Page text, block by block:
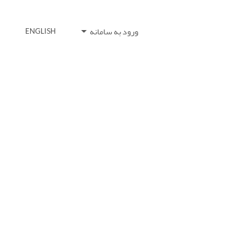
ورود به سامانه ENGLISH